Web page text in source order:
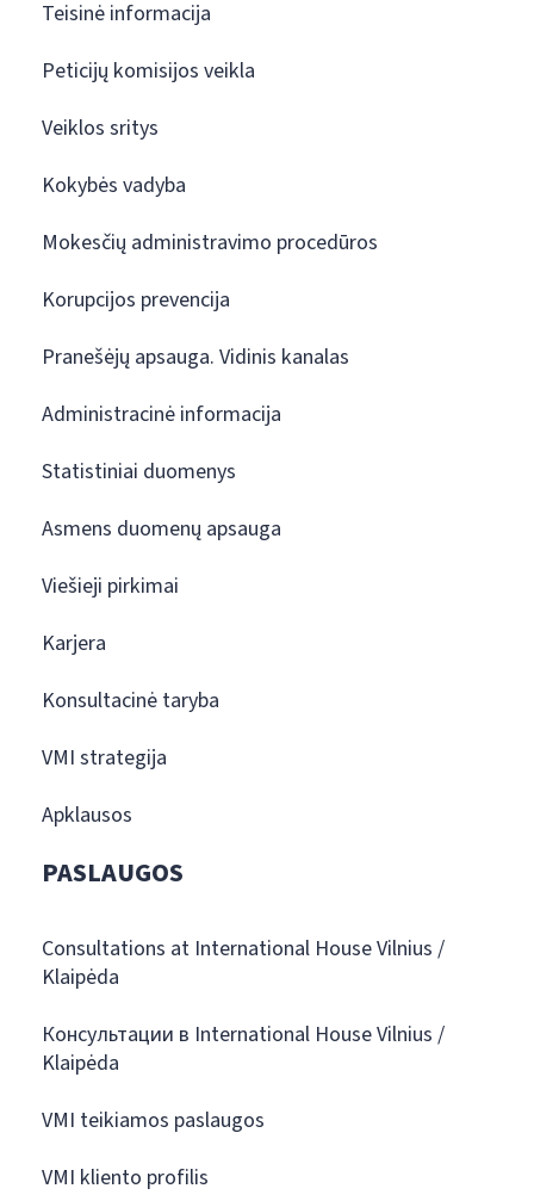
Teisinė informacija
Peticijų komisijos veikla
Veiklos sritys
Kokybės vadyba
Mokesčių administravimo procedūros
Korupcijos prevencija
Pranešėjų apsauga. Vidinis kanalas
Administracinė informacija
Statistiniai duomenys
Asmens duomenų apsauga
Viešieji pirkimai
Karjera
Konsultacinė taryba
VMI strategija
Apklausos
PASLAUGOS
Consultations at International House Vilnius /
Klaipėda
Консультации в International House Vilnius /
Klaipėda
VMI teikiamos paslaugos
VMI kliento profilis